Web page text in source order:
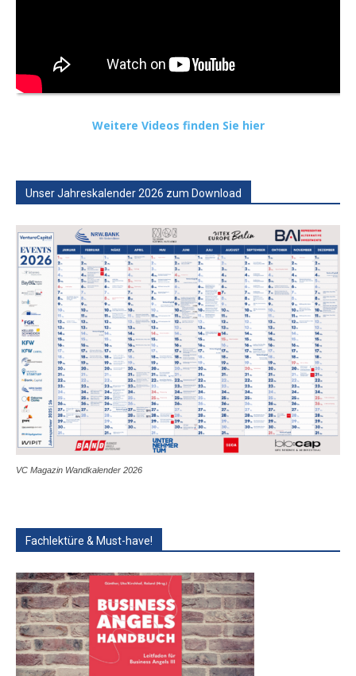
Weitere Videos finden Sie hier
Unser Jahreskalender 2026 zum Download
VC Magazin Wandkalender 2026
Fachlektüre & Must-have!